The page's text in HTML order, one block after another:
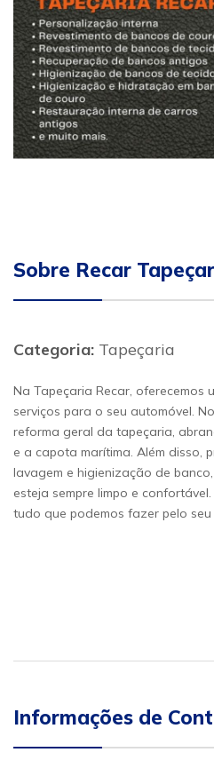
Sobre Recar
Categoria: Tapeçaria
Na Tapeçaria Recar, oferecemos
serviços para o seu automóvel.
reforma geral da tapeçaria,
e a capota marítima. Além disso,
lavagem e higienização de
esteja sempre limpo e
tudo que podemos fazer pelo seu
Informações de